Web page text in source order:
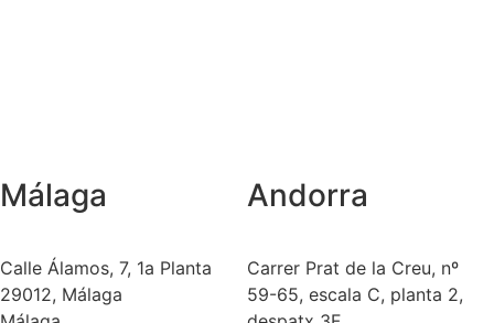
Málaga
Calle Álamos, 7, 1a Planta
29012, Málaga
Andorra
Carrer Prat de la Creu, nº
59-65, escala C, planta 2,